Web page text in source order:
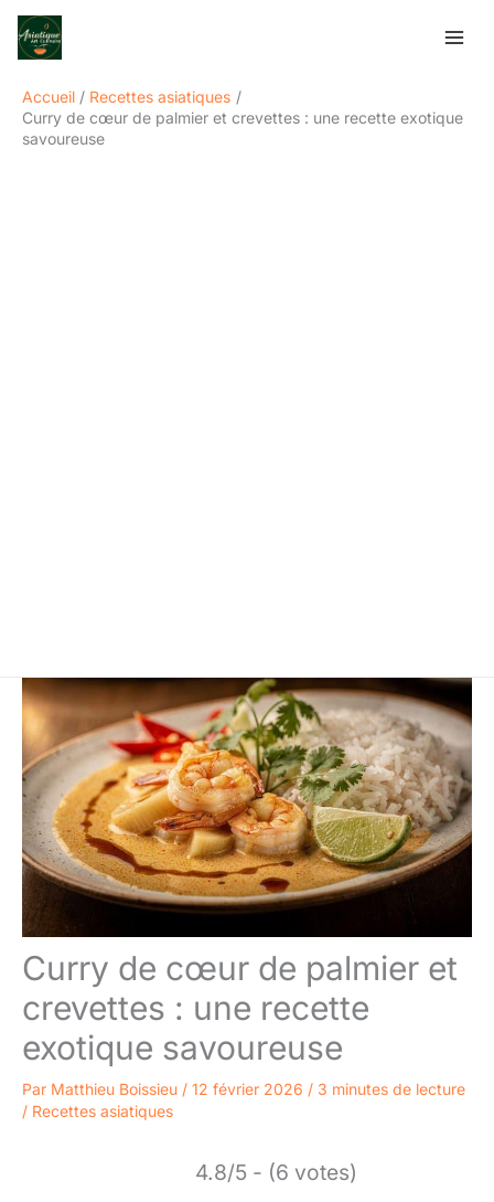
Aller
Accueil
Recettes asiatiques
Curry de cœur de palmier et crevettes : une recette exotique
savoureuse
Curry de cœur de palmier et
crevettes : une recette
exotique savoureuse
Par Matthieu Boissieu / 12 février 2026 / 3 minutes de lecture
/ Recettes asiatiques
4.8/5 - (6 votes)
Rechercher